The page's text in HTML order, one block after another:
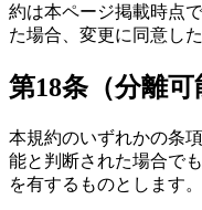
約は本ページ掲載時点
た場合、変更に同意し
第18条（分離可
本規約のいずれかの条
能と判断された場合で
を有するものとします。